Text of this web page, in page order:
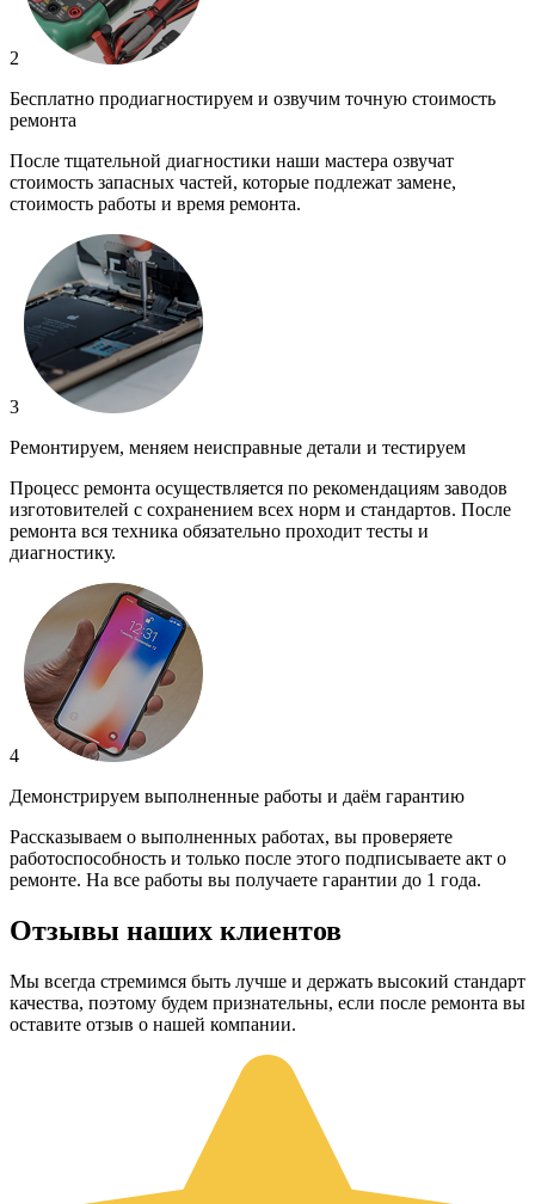
2
Бесплатно продиагностируем и озвучим точную стоимость
ремонта
После тщательной диагностики наши мастера озвучат
стоимость запасных частей, которые подлежат замене,
стоимость работы и время ремонта.
3
Ремонтируем, меняем неисправные детали и тестируем
Процесс ремонта осуществляется по рекомендациям заводов
изготовителей с сохранением всех норм и стандартов. После
ремонта вся техника обязательно проходит тесты и
диагностику.
4
Демонстрируем выполненные работы и даём гарантию
Рассказываем о выполненных работах, вы проверяете
работоспособность и только после этого подписываете акт о
ремонте. На все работы вы получаете гарантии до 1 года.
Отзывы наших клиентов
Мы всегда стремимся быть лучше и держать высокий стандарт
качества, поэтому будем признательны, если после ремонта вы
оставите отзыв о нашей компании.